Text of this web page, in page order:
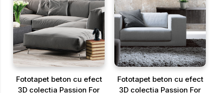
Fototapet beton cu efect
3D colectia Passion For
Fototapet beton cu efect
3D colectia Passion For